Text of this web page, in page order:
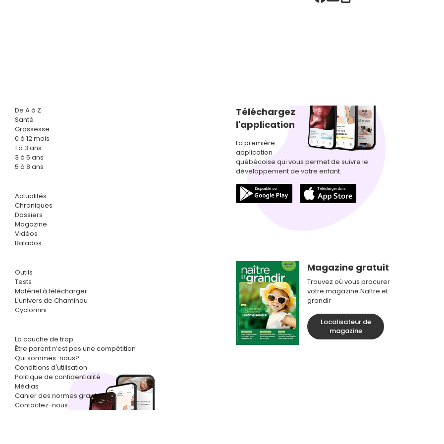
De A à Z
Santé
Grossesse
0 à 12 mois
1 à 3 ans
3 à 5 ans
5 à 8 ans
Actualités
Chroniques
Dossiers
Magazine
Vidéos
Balados
Outils
Tests
Matériel à télécharger
L'univers de Chaminou
Cyclomini
La couche de trop
Être parent n’est pas une compétition
Qui sommes-nous?
Conditions d'utilisation
Politique de confidentialité
Médias
Cahier des normes graphiques
Contactez-nous
Téléchargez
l'application
La première
application
québécoise qui vous permet de suivre le
développement de votre enfant.
Magazine gratuit
Trouvez où vous procurer
votre magazine Naître et
grandir
Localisateur de
magazine